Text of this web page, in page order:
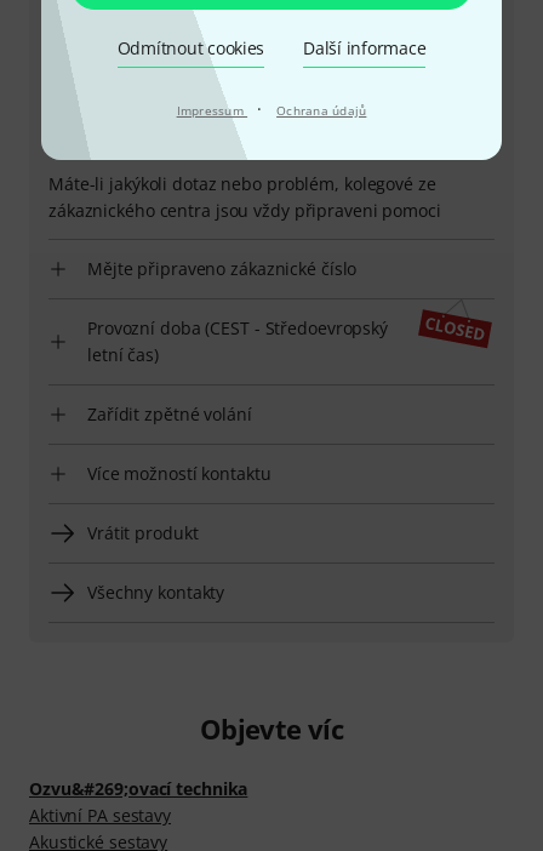
Odmítnout cookies Další informace
Impressum · Ochrana údajů
+49-9546-9223-649
Máte-li jakýkoli dotaz nebo problém, kolegové ze
zákaznického centra jsou vždy připraveni pomoci
Mějte připraveno zákaznické číslo
Provozní doba (CEST - Středoevropský
letní čas)
Zařídit zpětné volání
Více možností kontaktu
Vrátit produkt
Všechny kontakty
Objevte víc
Ozvu&#269;ovací technika
Aktivní PA sestavy
Akustické sestavy